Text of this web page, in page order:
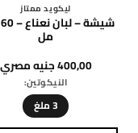
متشرد
DRIFTER – PINEAPPLE
MANGO – SALT – 30ML
600,00جنيه مصري
سولت نيكوتين: